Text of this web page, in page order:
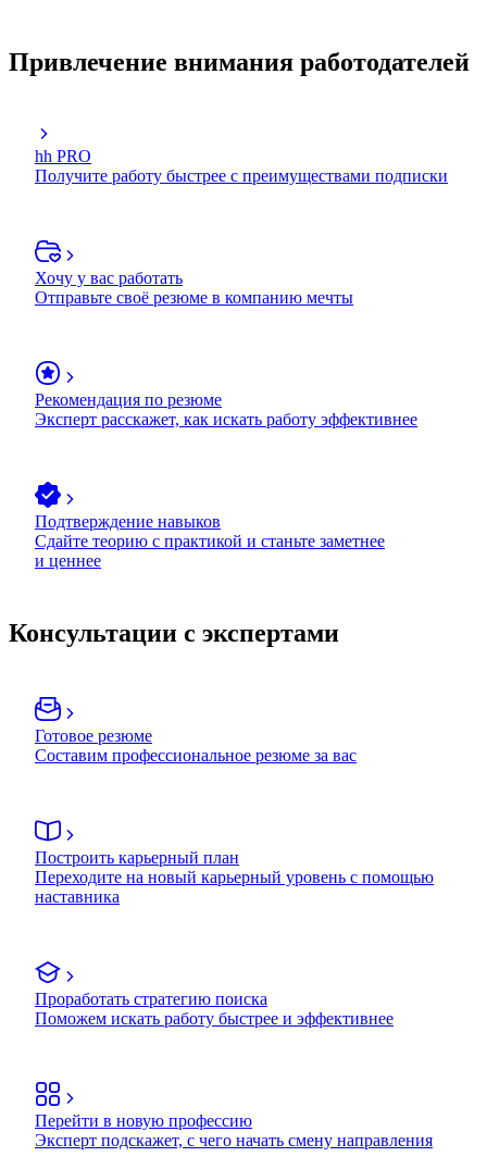
Привлечение внимания работодателей
hh PRO
Получите работу быстрее с преимуществами подписки
Хочу у вас работать
Отправьте своё резюме в компанию мечты
Рекомендация по резюме
Эксперт расскажет, как искать работу эффективнее
Подтверждение навыков
Сдайте теорию с практикой и станьте заметнее
и ценнее
Консультации с экспертами
Готовое резюме
Составим профессиональное резюме за вас
Построить карьерный план
Переходите на новый карьерный уровень с помощью
наставника
Проработать стратегию поиска
Поможем искать работу быстрее и эффективнее
Перейти в новую профессию
Эксперт подскажет, с чего начать смену направления